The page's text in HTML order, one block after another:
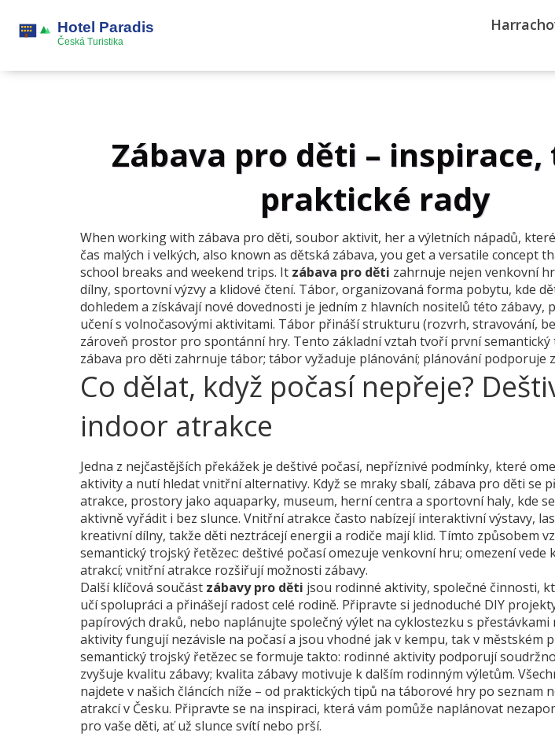
Zábava pro děti – inspirace,
praktické rady
When working with zábava pro děti, soubor aktivit, her a výletních nápadů,
čas malých i velkých, also known as dětská zábava, you get a versatile concept
school breaks and weekend trips. It zábava pro děti zahrnuje nejen venkovní
dílny, sportovní výzvy a klidové čtení. Tábor, organizovaná forma pobytu, kde
dohledem a získávají nové dovednosti je jedním z hlavních nositelů této zábavy,
učení s volnočasovými aktivitami. Tábor přináší strukturu (rozvrh, stravování,
zároveň prostor pro spontánní hry. Tento základní vztah tvoří první semantický
zábava pro děti zahrnuje tábor; tábor vyžaduje plánování; plánování podporuje
Co dělat, když počasí nepřeje?
indoor atrakce
Jedna z nejčastějších překážek je deštivé počasí, nepříznivé podmínky, které
aktivity a nutí hledat vnitřní alternativy. Když se mraky sbalí, zábava pro děti se
atrakce, prostory jako aquaparky, museum, herní centra a sportovní haly, kde
aktivně vyřádit i bez slunce. Vnitřní atrakce často nabízejí interaktivní výstavy,
kreativní dílny, takže děti neztrácejí energii a rodiče mají klid. Tímto způsobem
semantický trojský řetězec: deštivé počasí omezuje venkovní hru; omezení vede
atrakcí; vnitřní atrakce rozšiřují možnosti zábavy.
Další klíčová součást zábavy pro děti jsou rodinné aktivity, společné činnosti,
učí spolupráci a přinášejí radost celé rodině. Připravte si jednoduché DIY
papírových draků, nebo naplánujte společný výlet na cyklostezku s přestávkami
aktivity fungují nezávisle na počasí a jsou vhodné jak v kempu, tak v městském
semantický trojský řetězec se formuje takto: rodinné aktivity podporují
zvyšuje kvalitu zábavy; kvalita zábavy motivuje k dalším rodinným výletům.
najdete v našich článcích níže – od praktických tipů na táborové hry po seznam
atrakcí v Česku. Připravte se na inspiraci, která vám pomůže naplánovat
pro vaše děti, ať už slunce svítí nebo prší.